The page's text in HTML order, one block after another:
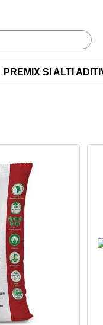
PREMIX SI ALTI